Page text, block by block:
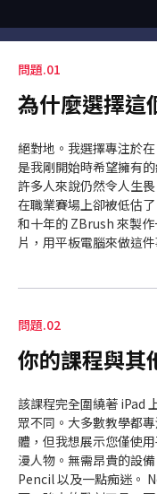
問題.01
為什麼選擇這
絕對地。我選擇專注於
是我剛開始時希望擁有
許多人來說仍然令人生
在職業賽場上卻被低估
和十年的 ZBrush 來製
片，用平板電腦來做這
問題.02
你的課程與其
該課程完全圍繞著 iPad
眾不同。大多數教學都
體，但我想展示您僅使
漫人物。無需昂貴的設
Pencil 以及一點痴迷。